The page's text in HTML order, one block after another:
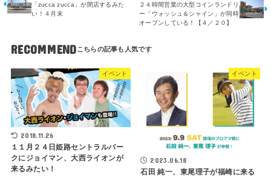
「zucca zucca」が閉店するみた
い！４月末
２４時間営業の大型コインランドリ
ー「ウォッシュ＆シャイン」が同時
オープンしている！【４／２０】
RECOMMEND
イベント
2018.11.26
１１月２４日姫路セントラルパー
クにジョイマン、大西ライオンが
来るみたい！
イベント
2023.06.18
石田 純一、東尾理子が福崎に来る